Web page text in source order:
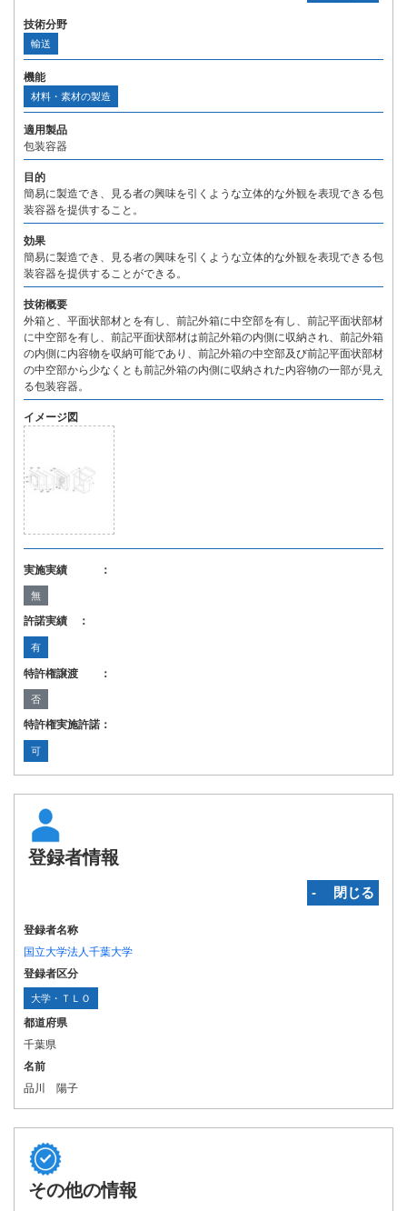
技術分野
輸送
機能
材料・素材の製造
適用製品
包装容器
目的
簡易に製造でき、見る者の興味を引くような立体的な外観を表現できる包
装容器を提供すること。
効果
簡易に製造でき、見る者の興味を引くような立体的な外観を表現できる包
装容器を提供することができる。
技術概要
外箱と、平面状部材とを有し、前記外箱に中空部を有し、前記平面状部材
に中空部を有し、前記平面状部材は前記外箱の内側に収納され、前記外箱
の内側に内容物を収納可能であり、前記外箱の中空部及び前記平面状部材
の中空部から少なくとも前記外箱の内側に収納された内容物の一部が見え
る包装容器。
イメージ図
実施実績 ：
無
許諾実績 ：
有
特許権譲渡 ：
否
特許権実施許諾：
可
登録者情報
‐ 閉じる
登録者名称
国立大学法人千葉大学
登録者区分
大学・ＴＬＯ
都道府県
千葉県
名前
品川 陽子
その他の情報